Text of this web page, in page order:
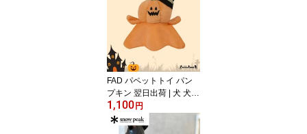
FAD パペットトイ パン
プキン 翌日出荷 | 犬 犬用
おもちゃ トイ プレゼン
ト ギフト
1,100 円